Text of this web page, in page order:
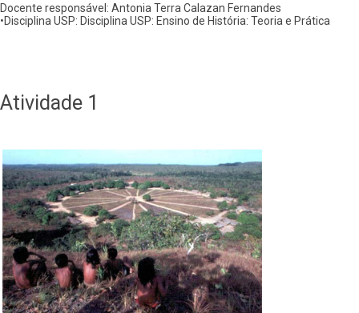
Docente responsável: Antonia Terra Calazan Fernandes
•Disciplina USP: Disciplina USP: Ensino de História: Teoria e Prática
Atividade 1